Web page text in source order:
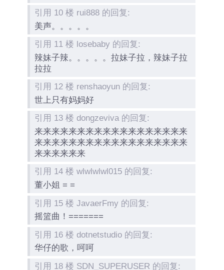
引用 10 楼 rui888 的回复:
美声。。。。。
引用 11 楼 losebaby 的回复:
辣妹子辣。。。。。拉妹子拉，辣妹子拉
拉拉
引用 12 楼 renshaoyun 的回复:
世上只有妈妈好
引用 13 楼 dongzeviva 的回复:
来来来来来来来来来来来来来来来来来来
来来来来来来来来来来来来来来来来来来
来来来来来来
引用 14 楼 wlwlwlwl015 的回复:
董小姐 = =
引用 15 楼 JavaerFmy 的回复:
摇篮曲！=======
引用 16 楼 dotnetstudio 的回复:
华仔的歌，呵呵
引用 18 楼 SDN_SUPERUSER 的回复: